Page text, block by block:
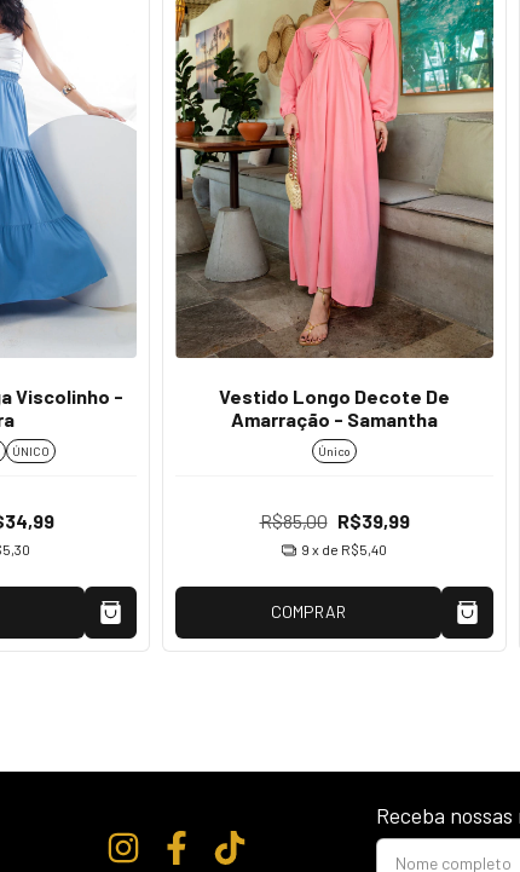
Viscolinho -
ÚNICO
Vestido Longo Decote De
Amarração - Samantha
Único
R$85,00 R$39,99
9 x de R$5,40
COMPRAR
Receba